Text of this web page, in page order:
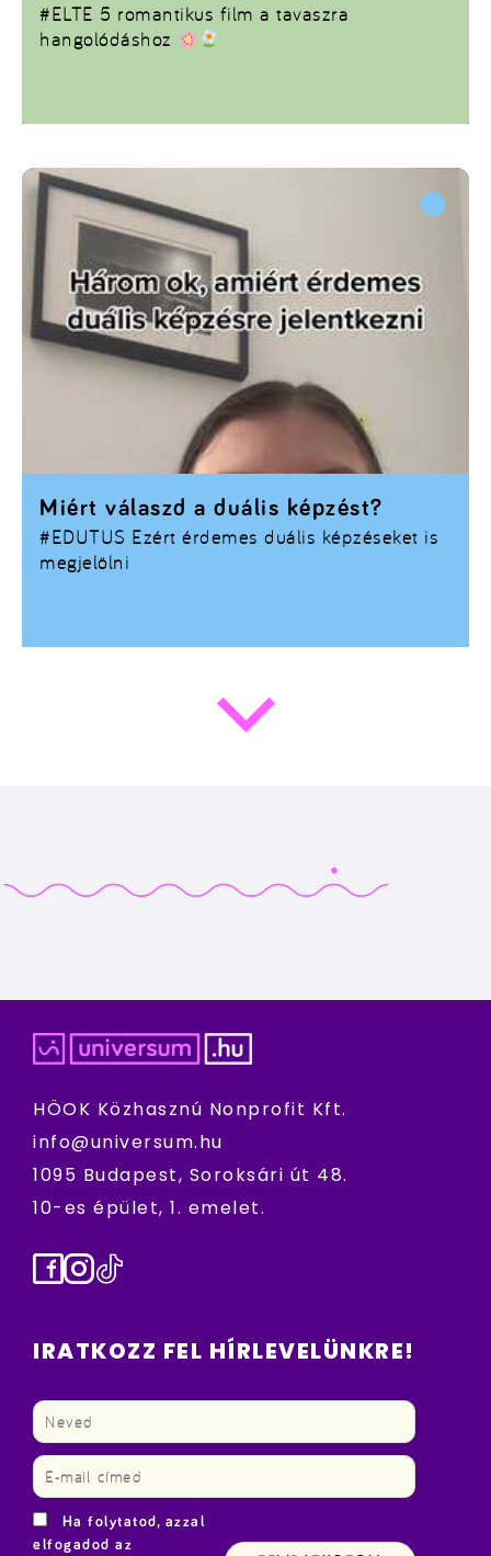
#ELTE 5 romantikus film a tavaszra
hangolódáshoz
#EDUTUS Ezért érdemes duális képzéseket is
megjelölni
Miért válaszd a duális képzést?
HÖOK Közhasznú Nonprofit Kft.
info@universum.hu
1095 Budapest, Soroksári út 48.
10-es épület, 1. emelet.
Facebook
Instagram
TikTok
IRATKOZZ FEL HÍRLEVELÜNKRE!
Ha folytatod, azzal
elfogadod az